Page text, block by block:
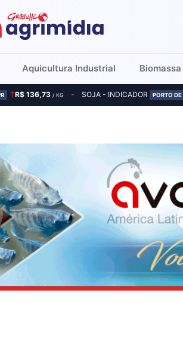
Aquicultura Industrial Biomassa
R$ 136,73/ KG SOJA - INDICADOR PORTO